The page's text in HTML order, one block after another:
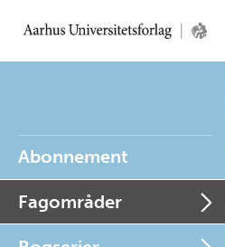
Abonnement
Fagområder